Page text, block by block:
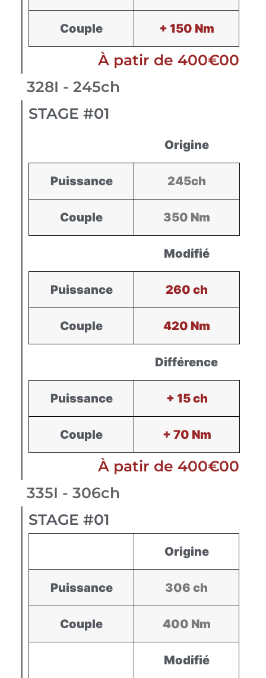
Couple + 150 Nm
À patir de 400€00
328I - 245ch
STAGE #01
Origine
Puissance 245ch
Couple 350 Nm
Modifié
Puissance 260 ch
Couple 420 Nm
Différence
Puissance + 15 ch
Couple + 70 Nm
À patir de 400€00
335I - 306ch
STAGE #01
Origine
Puissance 306 ch
Couple 400 Nm
Modifié